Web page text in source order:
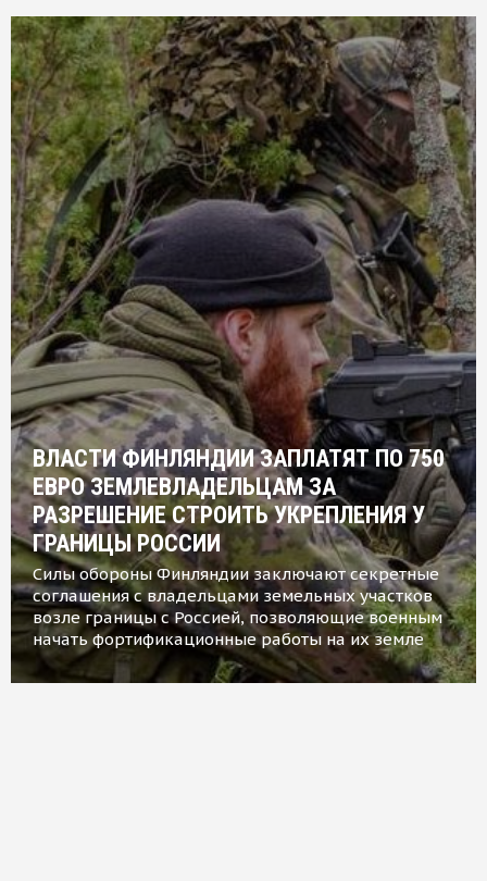
ВЛАСТИ ФИНЛЯНДИИ ЗАПЛАТЯТ ПО 750
ЕВРО ЗЕМЛЕВЛАДЕЛЬЦАМ ЗА
РАЗРЕШЕНИЕ СТРОИТЬ УКРЕПЛЕНИЯ У
ГРАНИЦЫ РОССИИ
Силы обороны Финляндии заключают секретные
соглашения с владельцами земельных участков
возле границы с Россией, позволяющие военным
начать фортификационные работы на их земле